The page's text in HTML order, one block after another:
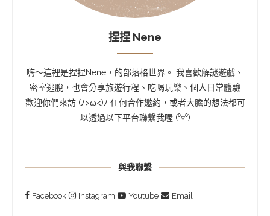
捏捏 Nene
嗨～這裡是捏捏Nene，的部落格世界。 我喜歡解謎遊戲、
密室逃脫，也會分享旅遊行程、吃喝玩樂、個人日常體驗
歡迎你們來訪 (ﾉ>ω<)ﾉ 任何合作邀約，或者大膽的想法都可
以透過以下平台聯繫我喔 (⁰▿⁰)
與我聯繫
Facebook Instagram Youtube Email